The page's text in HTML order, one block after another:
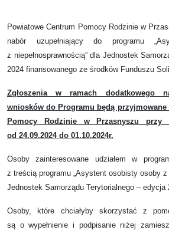
Powiatowe Centrum Pomocy Rodzinie w
nabór uzupełniający do programu
z niepełnosprawnością” dla Jednostek
2024 finansowanego ze środków Funduszu
Zgłoszenia w ramach dodatkowego
wniosków do Programu będą
Pomocy Rodzinie w Przasnyszu
od 24.09.2024 do 01.10.2024r.
Osoby zainteresowane udziałem w
z treścią programu „Asystent osobisty osoby z
Jednostek Samorządu Terytorialnego – edycja
Osoby, które chciałyby skorzystać z
są o wypełnienie i podpisanie niżej